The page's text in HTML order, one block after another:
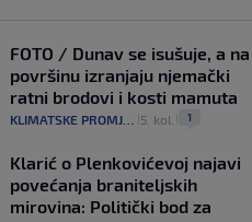
FOTO / Dunav se isušuje, a na
površinu izranjaju njemački
ratni brodovi i kosti mamuta
KLIMATSKE PROMJENE 5. kol. 1
Klarić o Plenkovićevoj najavi
povećanja braniteljskih
mirovina: Politički bod za